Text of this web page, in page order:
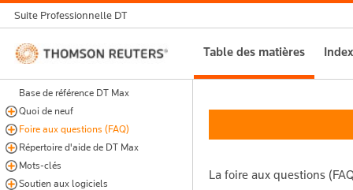
Suite Professionnelle DT
Thomson
Reuters
Table des matières Index
Base de référence DT Max
Quoi de neuf
Foire aux questions (FAQ)
Répertoire d'aide de DT Max
Mots-clés
Soutien aux logiciels
La foire aux questions